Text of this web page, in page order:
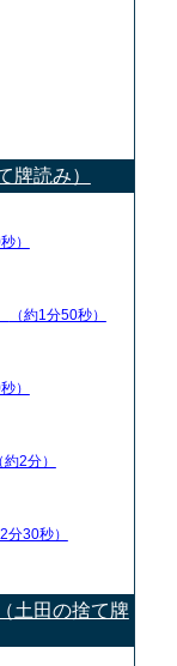
牌読み）
）
（約1分50秒）
）
約2分）
2分30秒）
土田の捨て牌